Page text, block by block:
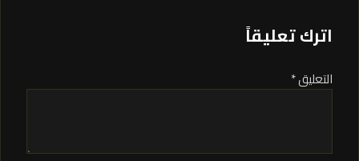
اترك تعليقاً
التعليق *